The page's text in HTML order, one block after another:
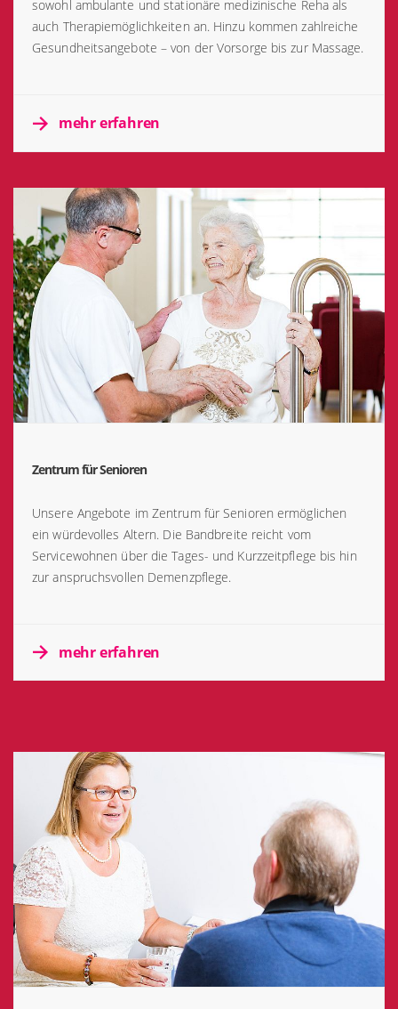
sowohl ambulante und stationäre medizinische Reha als
auch Therapiemöglichkeiten an. Hinzu kommen zahlreiche
Gesundheitsangebote – von der Vorsorge bis zur Massage.
mehr erfahren
Zentrum für Senioren
Unsere Angebote im Zentrum für Senioren ermöglichen
ein würdevolles Altern. Die Bandbreite reicht vom
Servicewohnen über die Tages- und Kurzzeitpflege bis hin
zur anspruchsvollen Demenzpflege.
mehr erfahren